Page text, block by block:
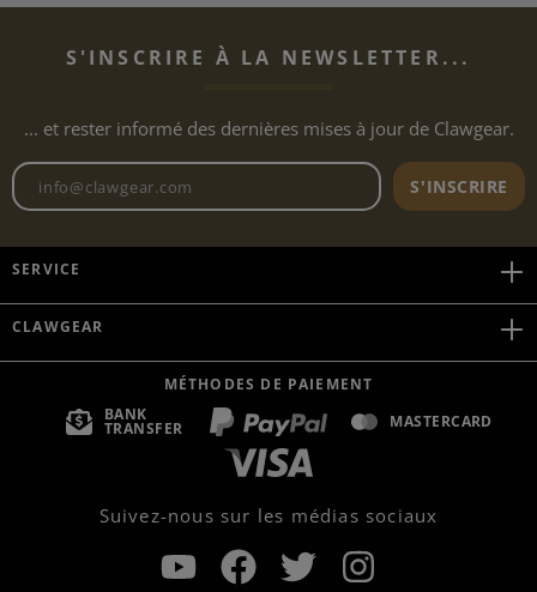
S'INSCRIRE À LA NEWSLETTER...
... et rester informé des dernières mises à jour de Clawgear.
Adresse e-mail de laS'INSCRIRE
SERVICE
CLAWGEAR
MÉTHODES DE PAIEMENT
BANK
TRANSFER MASTERCARD
Suivez-nous sur les médias sociaux